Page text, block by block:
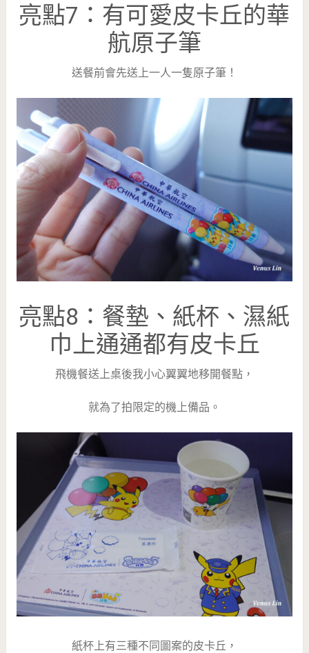
亮點7：有可愛皮卡丘的華
航原子筆
送餐前會先送上一人一隻原子筆！
亮點8：餐墊、紙杯、濕紙
巾上通通都有皮卡丘
飛機餐送上桌後我小心翼翼地移開餐點，
就為了拍限定的機上備品。
紙杯上有三種不同圖案的皮卡丘，